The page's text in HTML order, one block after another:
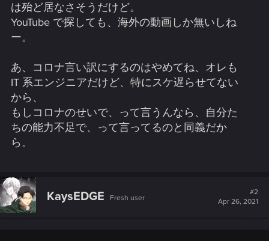
は殆ど居なさそうだけど。
YouTube で探しても、海外の動画しか無いしね
ー。
あ、コロナ言い訳にするのはやめてね、オレも
IT 系エンジニアだけど、特にスケ遅らせてない
から、
もしコロナのせいで、って言うんなら、自分た
ちの能力不足で、って言ってるのと同義だか
ら。
KaysEDGE Fresh user
#2
Apr 26, 2021